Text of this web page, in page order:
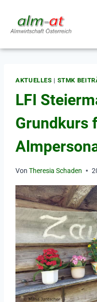
AKTUELLES | STMK
LFI
Grundkurs
Von Theresia Schaden